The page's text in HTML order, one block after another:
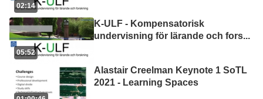
02:14
05:52
K-ULF - Kompensatorisk
undervisning för lärande och fors...
Alastair Creelman Keynote 1 SoTL
2021 - Learning Spaces